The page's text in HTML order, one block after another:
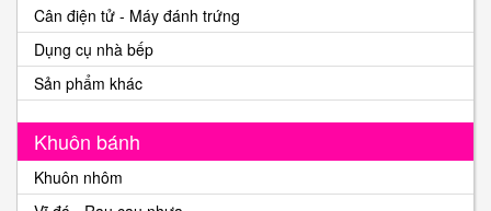
Cân điện tử - Máy đánh trứng
Dụng cụ nhà bếp
Sản phẩm khác
Khuôn bánh
Khuôn nhôm